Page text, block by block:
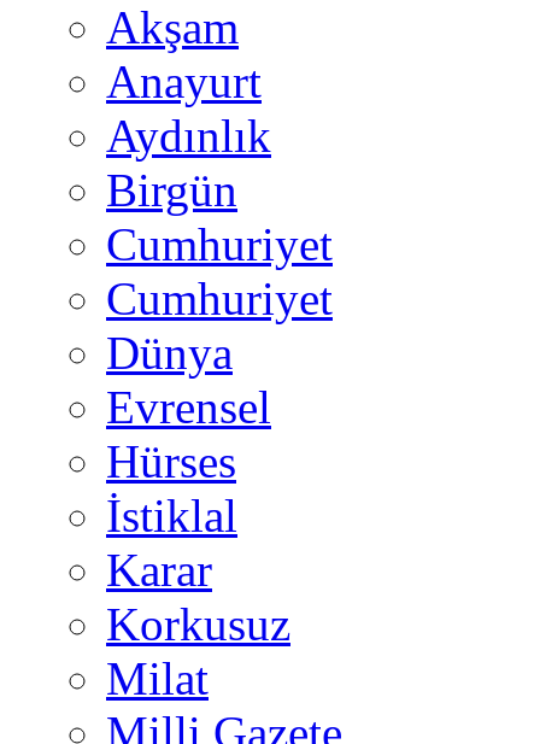
Akşam
Anayurt
Aydınlık
Birgün
Cumhuriyet
Cumhuriyet
Dünya
Evrensel
Hürses
İstiklal
Karar
Korkusuz
Milat
Milli Gazete